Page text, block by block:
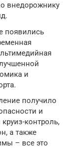
внедорожнику
появились
и
получило
и
контроль,
а также
– все это